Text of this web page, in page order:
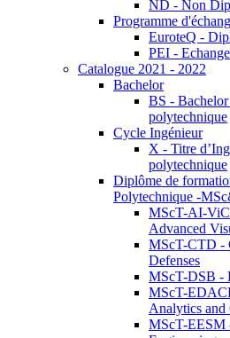
ND - Non
Programme
EuroteQ -
PEI -
Catalogue 2021 - 2022
Bachelor
BS -
polytechnique
Cycle Ingénieur
X - Titre
polytechnique
Diplôme de
Polytechnique -
MScT-AI-
Advanced
MScT-CTD -
Defenses
MScT-DSB -
MScT-
Analytics and
MScT-EESM